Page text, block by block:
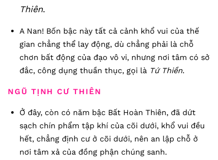
Thiên.
A Nan! Bốn bậc này tất cả cảnh khổ vui của thế
gian chẳng thể lay động, dù chẳng phải là chỗ
chơn bất động của đạo vô vi, nhưng nơi tâm có sở
đắc, công dụng thuần thục, gọi là Tứ Thiền.
NGŨ TỊNH CƯ THIÊN
Ở đây, còn có năm bậc Bất Hoàn Thiên, đã dứt
sạch chín phẩm tập khí của cõi dưới, khổ vui đều
hết, chẳng định cư ở cõi dưới, nên an lập chỗ ở
nơi tâm xả của đồng phận chúng sanh.